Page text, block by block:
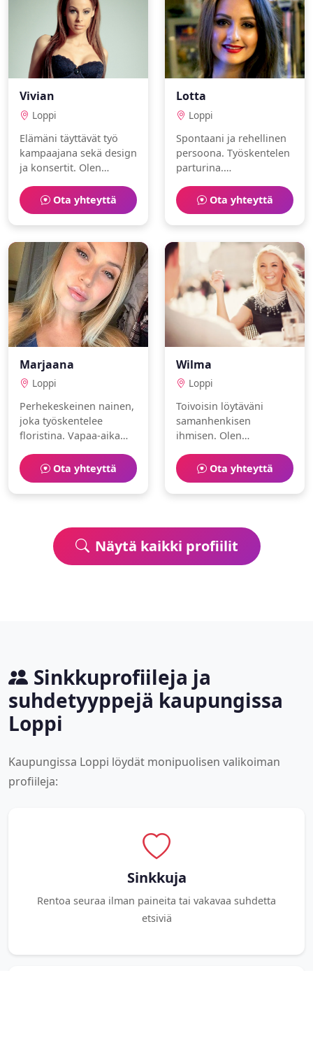
Vivian
Loppi
Elämäni täyttävät työ
kampaajana sekä design
ja konsertit. Olen
ystävä. Ota yhteyttä
Lotta
Loppi
Spontaani ja rehellinen
persoona. Työskentelen
parturina.
saliharjoittelu ja design.
Ota yhteyttä
Marjaana
Loppi
Perhekeskeinen nainen,
joka työskentelee
floristina. Vapaa-aika
matkustaminen parissa.
Ota yhteyttä
Wilma
Loppi
Toivoisin löytäväni
samanhenkisen
ihmisen. Olen
hammaslääkäri, joka
nauttii kirjoittaminen ja
kiipeily.
Ota yhteyttä
Näytä kaikki profiilit
Sinkkuprofiileja ja
suhdetyyppejä kaupungissa
Loppi
Kaupungissa Loppi löydät monipuolisen valikoiman
profiileja:
Sinkkuja
Rentoa seuraa ilman paineita tai vakavaa suhdetta
etsiviä